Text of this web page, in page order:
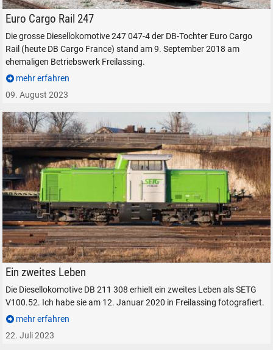
Euro Cargo Rail 247 047-4 in Freilassing, am 9. September 2018.
Euro Cargo Rail 247
Die grosse Diesellokomotive 247 047-4 der DB-Tochter Euro Cargo
Rail (heute DB Cargo France) stand am 9. September 2018 am
ehemaligen Betriebswerk Freilassing.
mehr erfahren
09. August 2023
SETG V100.52 in Freilassing, am 12. Januar 2020.
Ein zweites Leben
Die Diesellokomotive DB 211 308 erhielt ein zweites Leben als SETG
V100.52. Ich habe sie am 12. Januar 2020 in Freilassing fotografiert.
mehr erfahren
22. Juli 2023
SUCHEN
Durchsuchen
alles
Suche ...
suchen Abbrechen